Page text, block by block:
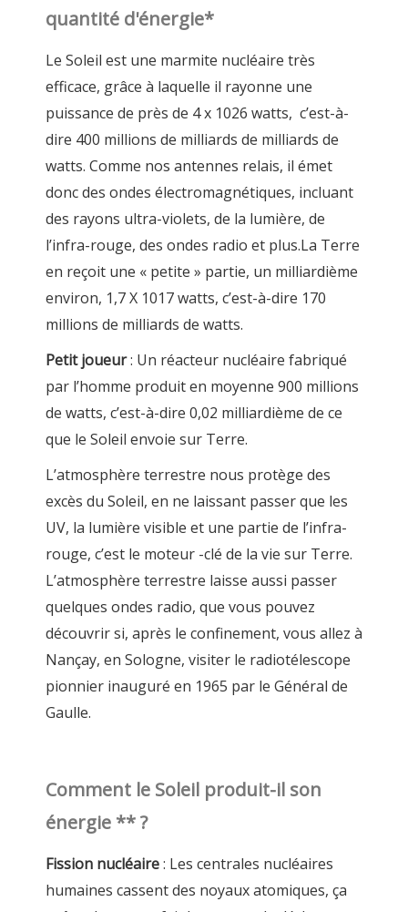
quantité d'énergie*
Le Soleil est une marmite nucléaire très
efficace, grâce à laquelle il rayonne une
puissance de près de 4 x 1026 watts, c’est-à-
dire 400 millions de milliards de milliards de
watts. Comme nos antennes relais, il émet
donc des ondes électromagnétiques, incluant
des rayons ultra-violets, de la lumière, de
l’infra-rouge, des ondes radio et plus.La Terre
en reçoit une « petite » partie, un milliardième
environ, 1,7 X 1017 watts, c’est-à-dire 170
millions de milliards de watts.
Petit joueur: Un réacteur nucléaire fabriqué
par l’homme produit en moyenne 900 millions
de watts, c’est-à-dire 0,02 milliardième de ce
que le Soleil envoie sur Terre.
L’atmosphère terrestre nous protège des
excès du Soleil, en ne laissant passer que les
UV, la lumière visible et une partie de l’infra-
rouge, c’est le moteur -clé de la vie sur Terre.
L’atmosphère terrestre laisse aussi passer
quelques ondes radio, que vous pouvez
découvrir si, après le confinement, vous allez à
Nançay, en Sologne, visiter le radiotélescope
pionnier inauguré en 1965 par le Général de
Gaulle.
Comment le Soleil produit-il son
énergie ** ?
Fission nucléaire: Les centrales nucléaires
humaines cassent des noyaux atomiques, ça